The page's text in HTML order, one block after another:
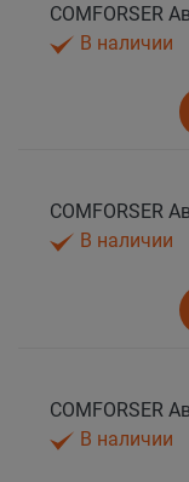
В наличии
В наличии
В наличии